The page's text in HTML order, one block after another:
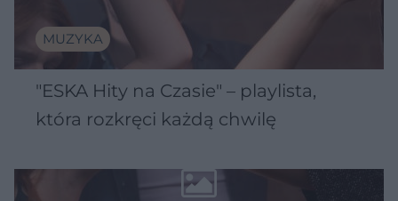
MUZYKA
"ESKA Hity na Czasie" – playlista,
która rozkręci każdą chwilę